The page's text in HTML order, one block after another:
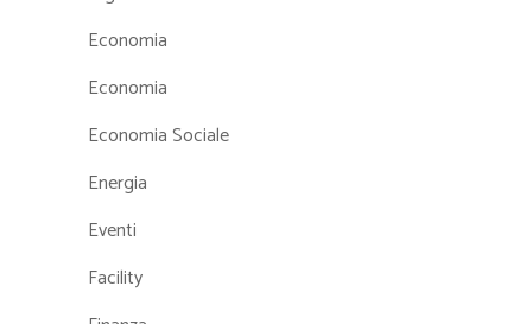
Economia
Economia
Economia Sociale
Energia
Eventi
Facility